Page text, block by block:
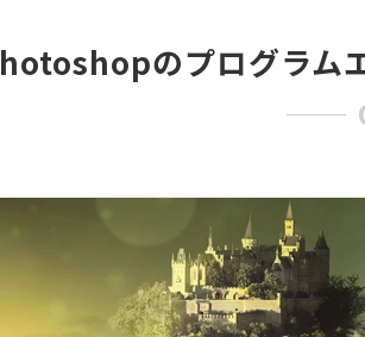
Photoshopのプログラム